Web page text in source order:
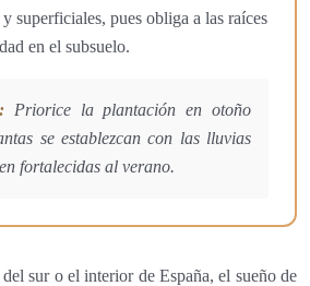
superficiales, pues obliga a las raíces
en el subsuelo.
Priorice la plantación en otoño
se establezcan con las lluvias
fortalecidas al verano.
sur o el interior de España, el sueño de